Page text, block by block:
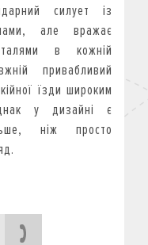
силует із
але вражає
в кожній
привабливий
їзди широким
у дизайні є
ніж просто